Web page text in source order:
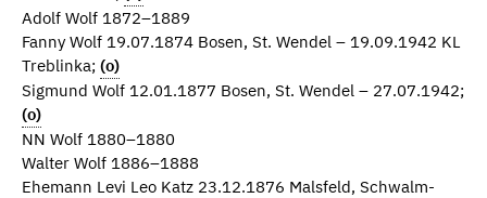
Adolf Wolf 1872–1889
Fanny Wolf 19.07.1874 Bosen, St. Wendel – 19.09.1942 KL
Treblinka; (o)
Sigmund Wolf 12.01.1877 Bosen, St. Wendel – 27.07.1942;
(o)
NN Wolf 1880–1880
Walter Wolf 1886–1888
Ehemann Levi Leo Katz 23.12.1876 Malsfeld, Schwalm-